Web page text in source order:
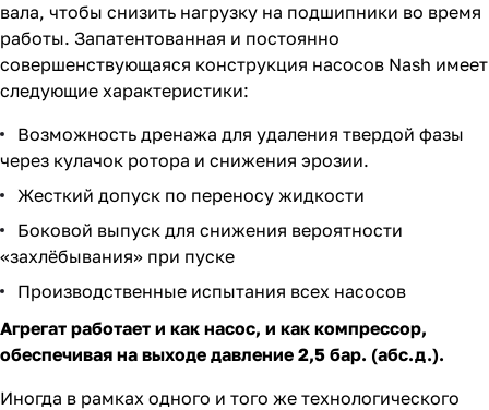
вала, чтобы снизить нагрузку на подшипники во время
работы. Запатентованная и постоянно
совершенствующаяся конструкция насосов Nash имеет
следующие характеристики:
Возможность дренажа для удаления твердой фазы
через кулачок ротора и снижения эрозии.
Жесткий допуск по переносу жидкости
Боковой выпуск для снижения вероятности
«захлёбывания» при пуске
Производственные испытания всех насосов
Агрегат работает и как насос, и как компрессор,
обеспечивая на выходе давление 2,5 бар. (абс.д.).
Иногда в рамках одного и того же технологического